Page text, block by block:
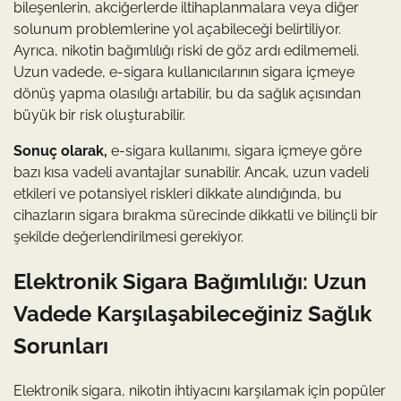
bileşenlerin, akciğerlerde iltihaplanmalara veya diğer
solunum problemlerine yol açabileceği belirtiliyor.
Ayrıca, nikotin bağımlılığı riski de göz ardı edilmemeli.
Uzun vadede, e-sigara kullanıcılarının sigara içmeye
dönüş yapma olasılığı artabilir, bu da sağlık açısından
büyük bir risk oluşturabilir.
Sonuç olarak, e-sigara kullanımı, sigara içmeye göre
bazı kısa vadeli avantajlar sunabilir. Ancak, uzun vadeli
etkileri ve potansiyel riskleri dikkate alındığında, bu
cihazların sigara bırakma sürecinde dikkatli ve bilinçli bir
şekilde değerlendirilmesi gerekiyor.
Elektronik Sigara Bağımlılığı: Uzun
Vadede Karşılaşabileceğiniz Sağlık
Sorunları
Elektronik sigara, nikotin ihtiyacını karşılamak için popüler